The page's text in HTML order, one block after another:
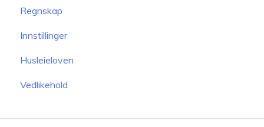
Regnskap
Innstillinger
Husleieloven
Vedlikehold